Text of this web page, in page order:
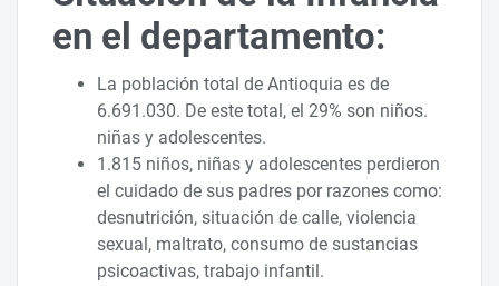
en el departamento:
La población total de Antioquia es de
6.691.030. De este total, el 29% son niños.
niñas y adolescentes.
1.815 niños, niñas y adolescentes perdieron
el cuidado de sus padres por razones como:
desnutrición, situación de calle, violencia
sexual, maltrato, consumo de sustancias
psicoactivas, trabajo infantil.